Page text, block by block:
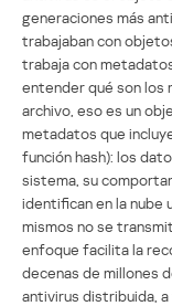
generaciones más
trabajaban con
trabaja con
entender qué son los
archivo, eso es un
metadatos que
función hash): los
sistema, su
identifican en la nube
mismos no se
enfoque facilita la
decenas de millones
antivirus distribuida,